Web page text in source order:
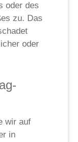
oder des
zu. Das
oder
wir auf
in